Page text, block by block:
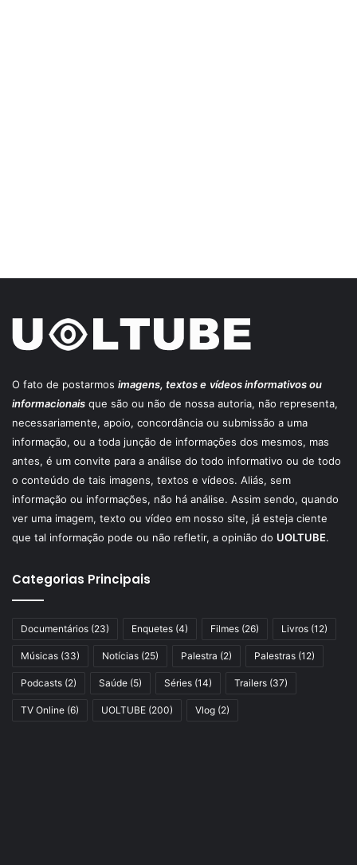
O fato de postarmos imagens, textos e vídeos informativos ou
informacionais que são ou não de nossa autoria, não representa,
necessariamente, apoio, concordância ou submissão a uma
informação, ou a toda junção de informações dos mesmos, mas
antes, é um convite para a análise do todo informativo ou de todo
o conteúdo de tais imagens, textos e vídeos. Aliás, sem
informação ou informações, não há análise. Assim sendo, quando
ver uma imagem, texto ou vídeo em nosso site, já esteja ciente
que tal informação pode ou não refletir, a opinião do UOLTUBE.
Categorias Principais
Documentários (23) Enquetes (4) Filmes (26) Livros (12)
Músicas (33) Notícias (25) Palestra (2) Palestras (12)
Podcasts (2) Saúde (5) Séries (14) Trailers (37)
TV Online (6) UOLTUBE (200) Vlog (2)